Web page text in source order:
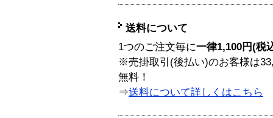
送料について
1つのご注文毎に一律1,100円(税
※売掛取引(後払い)のお客様は
無料！
⇒送料について詳しくはこちら